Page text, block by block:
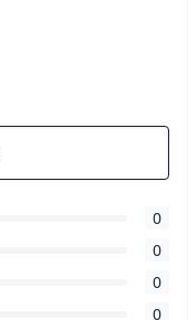
0
0
0
0